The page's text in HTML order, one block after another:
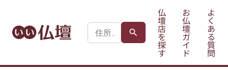
仏
壇
店
を
探
す
お
仏
壇
ガ
イ
ド
よ
く
あ
る
質
問